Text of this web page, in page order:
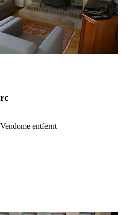
entfernt